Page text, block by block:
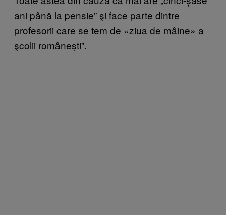
ani până la pensie” şi face parte dintre
profesorii care se tem de «ziua de mâine» a
şcolii româneşti”.